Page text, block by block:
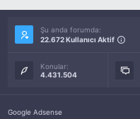
Şu anda forumda:
22.672 Kullanıcı Aktif
Konular:
4.431.504
Google Adsense